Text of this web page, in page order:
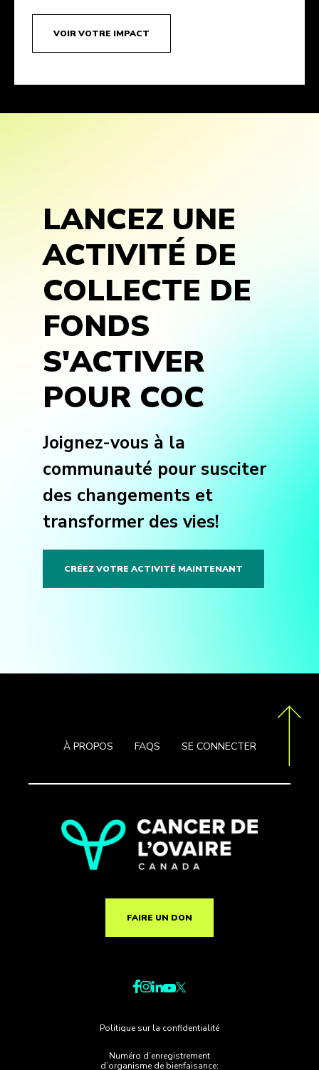
VOIR VOTRE IMPACT
LANCEZ UNE
ACTIVITÉ DE
COLLECTE DE
FONDS
S'ACTIVER
POUR COC
Joignez-vous à la
communauté pour susciter
des changements et
transformer des vies!
CRÉEZ VOTRE ACTIVITÉ MAINTENANT
À PROPOS FAQS SE CONNECTER
FAIRE UN DON
Politique sur la confidentialité
Numéro d’enregistrement
d’organisme de bienfaisance: